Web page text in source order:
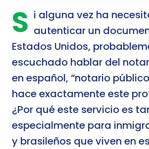
S i alguna vez ha
autenticar un
Estados Unidos,
escuchado hablar del
en español, “notario
hace exactamente este
¿Por qué este servicio es
especialmente para
y brasileños que viven en